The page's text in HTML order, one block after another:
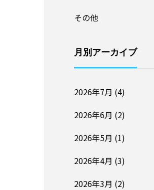
その他
月別アーカイブ
2026年7月 (4)
2026年6月 (2)
2026年5月 (1)
2026年4月 (3)
2026年3月 (2)